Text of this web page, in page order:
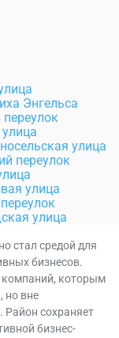
Энгельса
улица
переулок
улица
улица
стал средой для
бизнесов.
которым
но вне
Район сохраняет
бизнес-